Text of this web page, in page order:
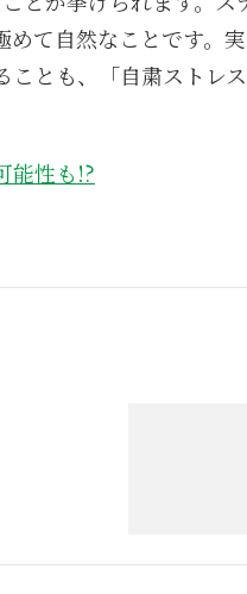
めて自然なことです。実
とも、「自粛ストレス
能性も!?